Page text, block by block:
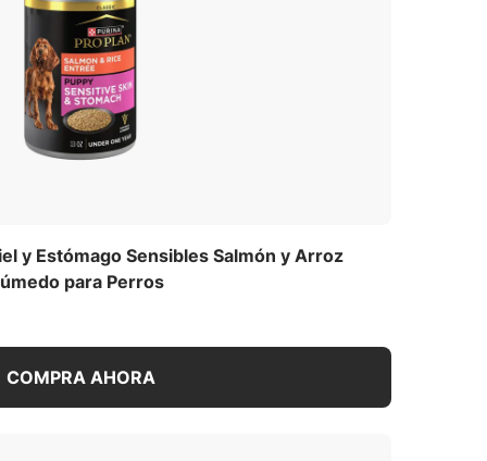
y Estómago Sensibles Salmón y Arroz
para Perros
COMPRA AHORA